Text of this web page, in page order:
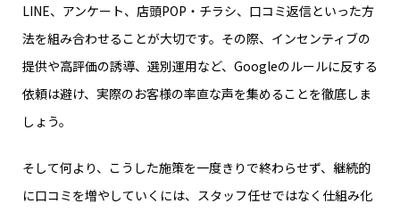
LINE、アンケート、店頭POP・チラシ、口コミ返信といった方
法を組み合わせることが大切です。その際、インセンティブの
提供や高評価の誘導、選別運用など、Googleのルールに反する
依頼は避け、実際のお客様の率直な声を集めることを徹底しま
しょう。
そして何より、こうした施策を一度きりで終わらせず、継続的
に口コミを増やしていくには、スタッフ任せではなく仕組み化